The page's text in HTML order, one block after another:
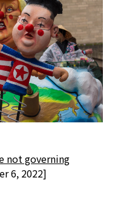
not governing
6, 2022]